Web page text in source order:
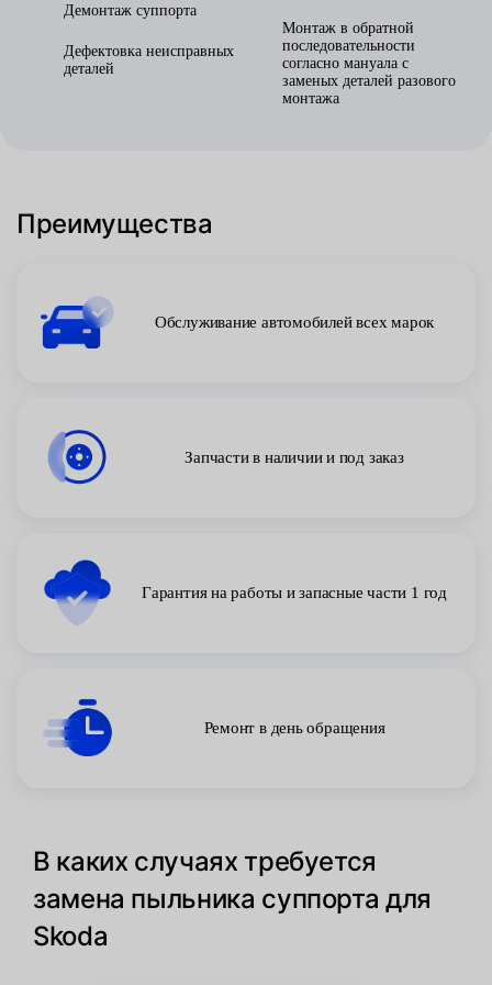
Демонтаж суппорта
Дефектовка неисправных
деталей
Монтаж в обратной
последовательности
согласно мануала с
заменых деталей разового
монтажа
Преимущества
Обслуживание автомобилей всех марок
Запчасти в наличии и под заказ
Гарантия на работы и запасные части 1 год
Ремонт в день обращения
В каких случаях требуется
замена пыльника суппорта для
Skoda